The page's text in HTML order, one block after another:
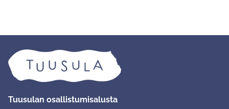
Tuusulan osallistumisalusta